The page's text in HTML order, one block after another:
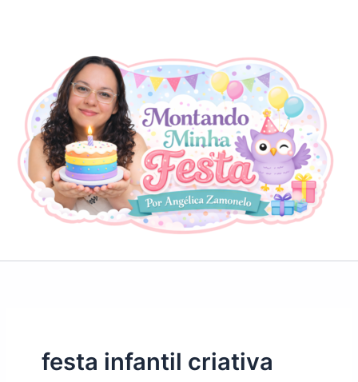
festa infantil criativa